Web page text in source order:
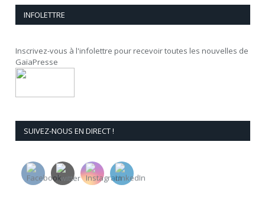
INFOLETTRE
Inscrivez-vous à l'infolettre pour recevoir toutes les nouvelles de
GaïaPresse
SUIVEZ-NOUS EN DIRECT !